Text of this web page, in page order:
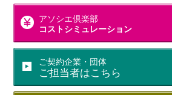
アソシエ倶楽部
コストシミュレーション
ご契約企業・団体
ご担当者はこちら